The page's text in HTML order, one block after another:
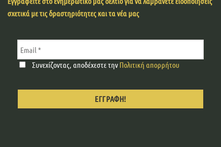
σχετικά με τις δραστηριότητες και τα νέα μας
Συνεχίζοντας, αποδέχεστε την Πολιτική απορρήτου